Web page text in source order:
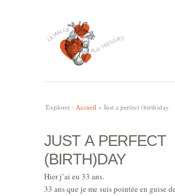
Explorer : Accueil » Just a perfect (birth)day
JUST A PERFECT
(BIRTH)DAY
Hier j’ai eu 33 ans.
33 ans que je me suis pointée en guise